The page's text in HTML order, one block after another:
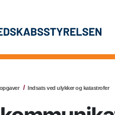
Indsats ved ulykker og katastrofer